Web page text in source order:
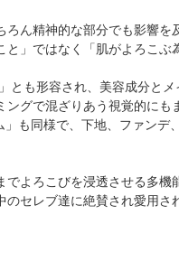
ん精神的な部分でも影響
」ではなく「肌がよろこぶ
も形容され、美容成分と
グで混ざりあう視覚的にも
も同様で、下地、ファンデ
よろこびを浸透させる多機
セレブ達に絶賛され愛用さ